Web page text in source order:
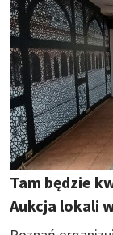
Tam będzie
Aukcja lokali